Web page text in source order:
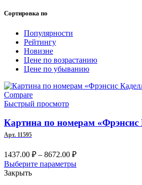
Сортировка по
Популярности
Рейтингу
Новизне
Цене по возрастанию
Цене по убыванию
Compare
Быстрый просмотр
Картина по номерам
Арт. 11595
1437.00 ₽ – 8672.00 ₽Диапазон
цен:
Выберите параметрыЭтот
Закрыть